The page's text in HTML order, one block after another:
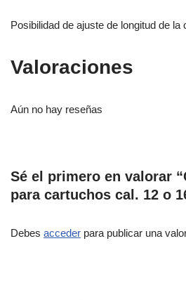
Posibilidad de ajuste de longitud de la
Valoraciones
Aún no hay reseñas
Sé el primero en valorar
para cartuchos cal. 12 o
Debes acceder para publicar una